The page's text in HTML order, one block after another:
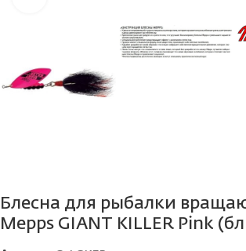
Блесна для рыбалки
Mepps GIANT KILLER Pink